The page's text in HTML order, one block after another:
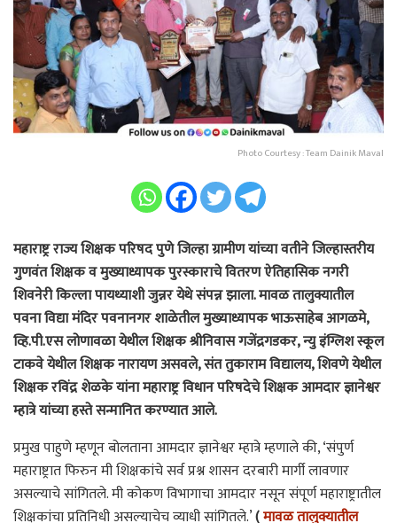
Photo Courtesy : Team Dainik Maval
महाराष्ट्र राज्य शिक्षक परिषद पुणे जिल्हा ग्रामीण यांच्या वतीने जिल्हास्तरीय
गुणवंत शिक्षक व मुख्याध्यापक पुरस्काराचे वितरण ऐतिहासिक नगरी
शिवनेरी किल्ला पायथ्याशी जुन्नर येथे संपन्न झाला. मावळ तालुक्यातील
पवना विद्या मंदिर पवनानगर शाळेतील मुख्याध्यापक भाऊसाहेब आगळमे,
व्हि.पी.एस लोणावळा येथील शिक्षक श्रीनिवास गजेंद्रगडकर, न्यु इंग्लिश स्कूल
टाकवे येथील शिक्षक नारायण असवले, संत तुकाराम विद्यालय, शिवणे येथील
शिक्षक रविंद्र शेळके यांना महाराष्ट्र विधान परिषदेचे शिक्षक आमदार ज्ञानेश्वर
म्हात्रे यांच्या हस्ते सन्मानित करण्यात आले.
प्रमुख पाहुणे म्हणून बोलताना आमदार ज्ञानेश्वर म्हात्रे म्हणाले की, ‘संपुर्ण
महाराष्ट्रात फिरुन मी शिक्षकांचे सर्व प्रश्न शासन दरबारी मार्गी लावणार
असल्याचे सांगितले. मी कोकण विभागाचा आमदार नसून संपूर्ण महाराष्ट्रातील
शिक्षकांचा प्रतिनिधी असल्याचेच व्याधी सांगितले.’(मावळ तालुक्यातील